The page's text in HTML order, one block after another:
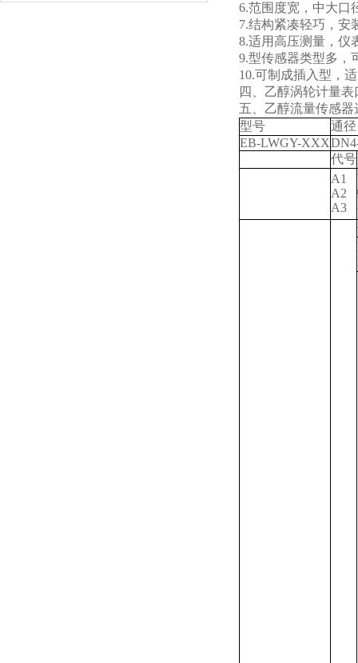
6.范围度宽，中大口
7.结构紧凑轻巧，安
8.适用高压测量，仪
9.型传感器类型多，
10.可制成插入型，
四、乙醇涡轮计量
五、乙醇流量传感器
型号
通径
EB-LWGY-XXX
代号
A1
A2
A3